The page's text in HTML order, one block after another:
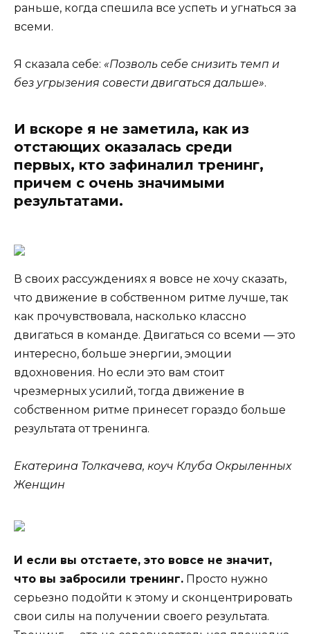
раньше, когда спешила все успеть и угнаться за
всеми.
Я сказала себе: «Позволь себе снизить темп и
без угрызения совести двигаться дальше».
И вскоре я не заметила, как из
отстающих оказалась среди
первых, кто зафиналил тренинг,
причем с очень значимыми
результатами.
В своих рассуждениях я вовсе не хочу сказать,
что движение в собственном ритме лучше, так
как прочувствовала, насколько классно
двигаться в команде. Двигаться со всеми — это
интересно, больше энергии, эмоции
вдохновения. Но если это вам стоит
чрезмерных усилий, тогда движение в
собственном ритме принесет гораздо больше
результата от тренинга.
Екатерина Толкачева, коуч Клуба Окрыленных
Женщин
И если вы отстаете, это вовсе не значит,
что вы забросили тренинг. Просто нужно
серьезно подойти к этому и сконцентрировать
свои силы на получении своего результата.